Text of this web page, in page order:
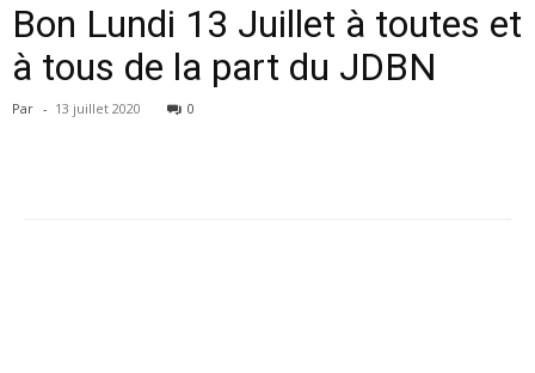
Bon Lundi 13 Juillet à toutes et
à tous de la part du JDBN
Par - 13 juillet 2020 0